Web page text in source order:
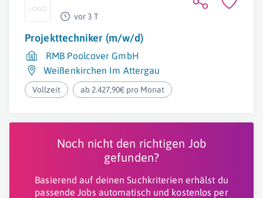
vor 3 T
Projekttechniker (m/w/d)
RMB Poolcover GmbH
Weißenkirchen Im Attergau
Vollzeit ab 2.427,90€ pro Monat
Noch nicht den richtigen Job
gefunden?
Basierend auf deinen Suchkriterien erhälst du
passende Jobs automatisch und kostenlos per